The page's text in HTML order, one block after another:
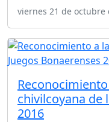
viernes 21 de octubre
chivilcoyana de
2016